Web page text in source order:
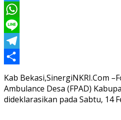
Twitter
WhatsApp
Line
Telegram
Share
Kab Bekasi,SinergiNKRI.Com
Ambulance Desa (FPAD)
dideklarasikan pada Sabtu, 14